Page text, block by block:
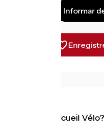
Informar
¿Qué es Accueil Vélo?